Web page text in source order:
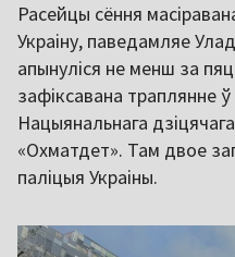
Расейцы сёння
Украіну, паведамляе
апынуліся не менш за
зафіксавана траплянне
Нацыянальнага
«Охматдет». Там двое
паліцыя Украіны.